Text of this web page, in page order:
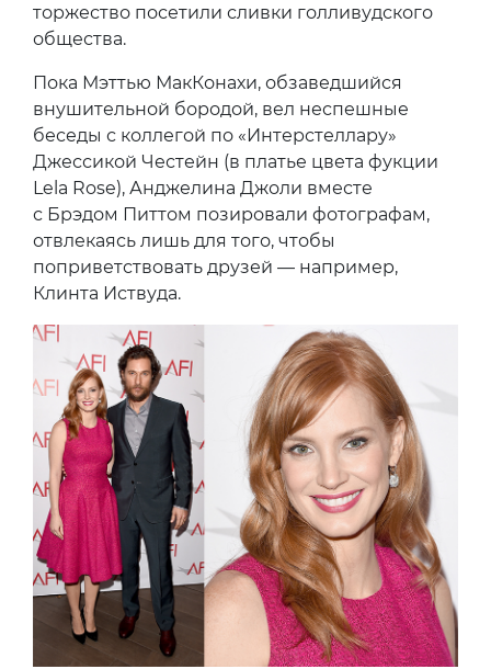
торжество посетили сливки голливудского
общества.
Пока Мэттью МакКонахи, обзаведшийся
внушительной бородой, вел неспешные
беседы с коллегой по «Интерстеллару»
Джессикой Честейн (в платье цвета фукции
Lela Rose), Анджелина Джоли вместе
с Брэдом Питтом позировали фотографам,
отвлекаясь лишь для того, чтобы
поприветствовать друзей — например,
Клинта Иствуда.